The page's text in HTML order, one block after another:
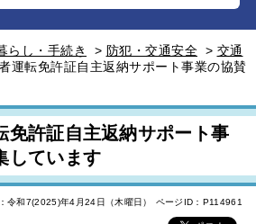
らし・手続き > 防犯・交通安全 > 交通
運転免許証自主返納サポート事業の協賛
免許証自主返納サポート事
しています
令和7(2025)年4月24日（木曜日） ページID：P114961